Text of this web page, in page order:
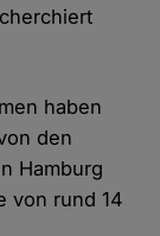
haben
den
Hamburg
von rund 14